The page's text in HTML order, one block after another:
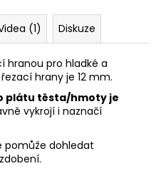
(1) Diskuze
hranou pro hladké a
hrany je 12 mm.
plátu těsta/hmoty je
vykrojí i naznačí
pomůže dohledat